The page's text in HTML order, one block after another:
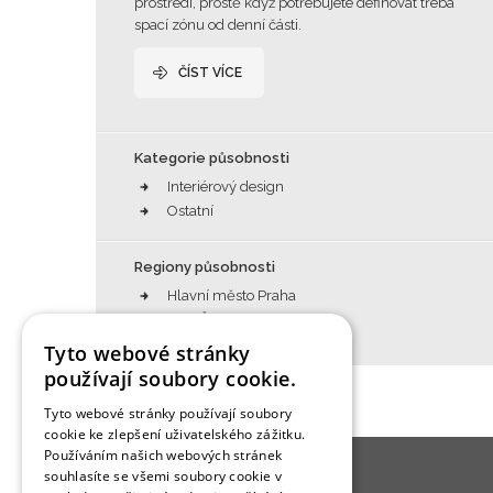
spací zónu od denní části.
ČÍST VÍCE
Kategorie působnosti
Interiérový design
Ostatní
Regiony působnosti
Hlavní město Praha
Tyto webové stránky
používají soubory cookie.
Tyto webové stránky používají soubory
cookie ke zlepšení uživatelského zážitku.
Používáním našich webových stránek
souhlasíte se všemi soubory cookie v